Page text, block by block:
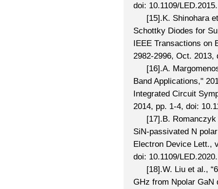
doi: 10.1109/
[15].K. Shinohara
Schottky Diodes for
IEEE Transactions on
2982-2996, Oct. 2013,
[16].A.
Band Applications,"
Integrated Circuit
2014, pp. 1-4, doi:
[17].B.
SiN-passivated N
Electron Device Lett.,
doi: 10.1109/
[18].W. Liu et al.,
GHz from Npolar GaN